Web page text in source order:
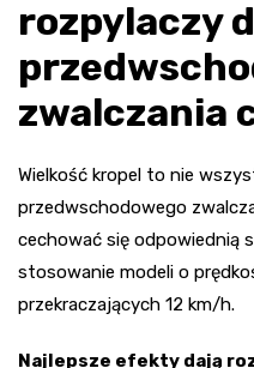
rozpylaczy
zwalczania
Wielkość kropel to nie
przedwschodowego
cechować się odpowiednią
stosowanie modeli o
przekraczających 12 km/h.
Najlepsze efekty dają